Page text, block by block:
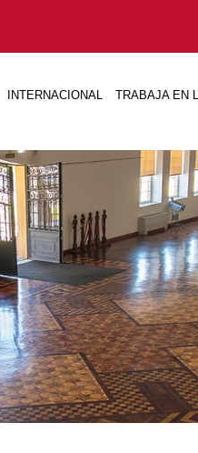
INTERNACIONAL TRABAJA EN